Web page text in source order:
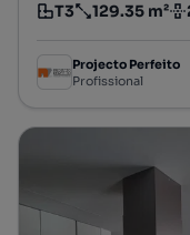
Tipologia
T3
Preço por metro
129.35 m²
Andar
Projecto Perfeito
Profissional